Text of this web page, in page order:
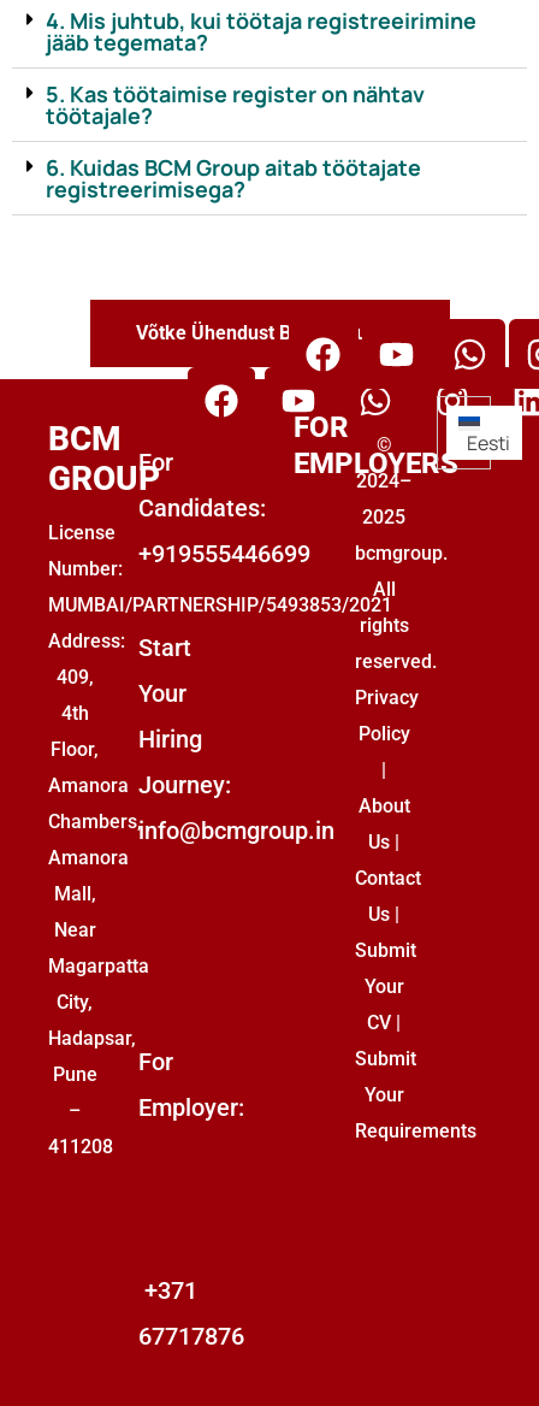
4. Mis juhtub, kui töötaja registreeirimine
jääb tegemata?
5. Kas töötaimise register on nähtav
töötajale?
6. Kuidas BCM Group aitab töötajate
registreerimisega?
Võtke Ühendust BCM Groupiga
BCM
GROUP
License
Number:
MUMBAI/PARTNERSHIP/5493853/2021
Address:
409,
4th
Floor,
Amanora
Chambers,
Amanora
Mall,
Near
Magarpatta
City,
Hadapsar,
Pune
–
411208
For
Candidates:
+919555446699
Start
Your
Hiring
Journey:
info@bcmgroup.in
For
Employer:
+371
67717876
FOR
EMPLOYERS
©
2024–
2025
bcmgroup.
All
rights
reserved.
Privacy
Policy
About
Us
Contact
Us
Submit
Your
CV
Submit
Your
Requirements
Eesti